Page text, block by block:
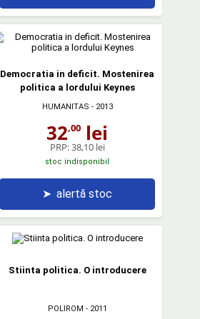
Democratia in deficit. Mostenirea
politica a lordului Keynes
HUMANITAS - 2013
32,00 lei
PRP:38,10 lei
stoc indisponibil
➤ alertă stoc
Stiinta politica. O introducere
POLIROM - 2011